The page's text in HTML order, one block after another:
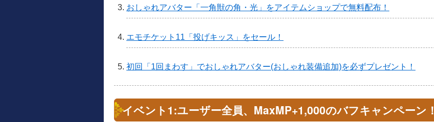
おしゃれアバター「一角獣の角・光」をアイテムショップで無料配布！
エモチケット11「投げキッス」をセール！
初回「1回まわす」でおしゃれアバター(おしゃれ装備追加)を必ずプレゼント！
イベント1:ユーザー全員、MaxMP+1,000のバフキャンペーン！